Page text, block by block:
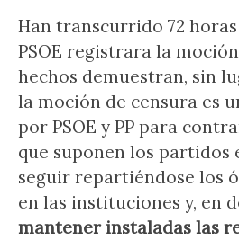
Han transcurrido 72
PSOE registrara la
hechos demuestran, sin
la moción de censura es
por PSOE y PP para
que suponen los partidos
seguir repartiéndose los
en las instituciones y, en
mantener instaladas las